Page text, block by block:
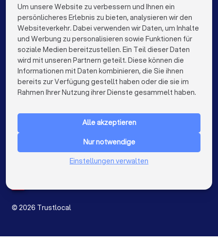
Hochzeitsfotografen in Berlin
Hochzeitsfotografen in Hamburg
Hochzeitsfotografen in München
Hochzeitsfotografen in Köln
Hochzeitsfotografen in Frankfurt am Main
Hochzeitsfotografen in Düsseldorf
Hochzeitsfotografen in Dortmund
Hochzeitsfotografen in Essen
Hochzeitsfotografen in Hannover
Die besten Unternehmen für Sie
info@trustlocal.de
FÜR PRIVATPERSONEN
Niederlande
© 2026 Trustlocal
Um unsere Website zu verbessern und Ihnen ein
persönlicheres Erlebnis zu bieten, analysieren wir den
Websiteverkehr. Dabei verwenden wir Daten, um Inhalte
und Werbung zu personalisieren sowie Funktionen für
soziale Medien bereitzustellen. Ein Teil dieser Daten
wird mit unseren Partnern geteilt. Diese können die
Informationen mit Daten kombinieren, die Sie ihnen
bereits zur Verfügung gestellt haben oder die sie im
Rahmen Ihrer Nutzung ihrer Dienste gesammelt haben.
Alle akzeptieren
Nur notwendige
Einstellungen verwalten